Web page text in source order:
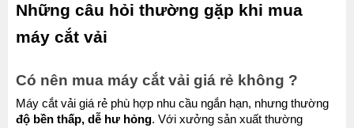
Những câu hỏi thường gặp khi mua
máy cắt vải
Có nên mua máy cắt vải giá rẻ không ?
độ bền thấp, dễ hư hỏng. Với xưởng sản xuất thường